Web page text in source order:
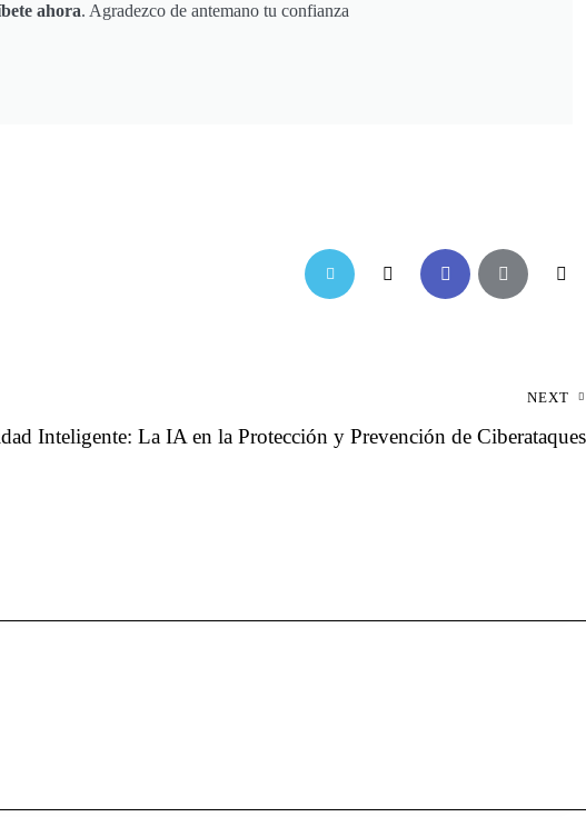
ahora. Agradezco de antemano tu confianza
NEXT
Inteligente: La IA en la Protección y Prevención de Ciberataques